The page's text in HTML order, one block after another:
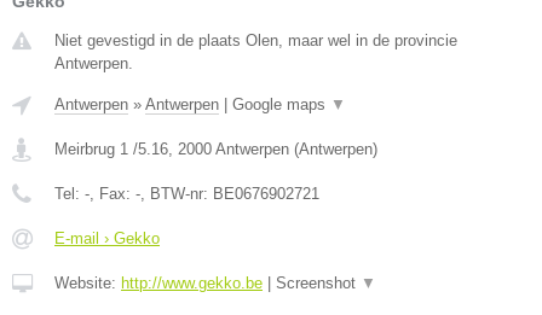
Niet gevestigd in de plaats Olen, maar wel in de provincie
Antwerpen.
Antwerpen » Antwerpen Google maps ▼
Meirbrug 1 /5.16 2000 Antwerpen (Antwerpen)
Tel: - , Fax: - , BTW-nr: BE0676902721
E-mail › Gekko
Website: http://www.gekko.be Screenshot ▼